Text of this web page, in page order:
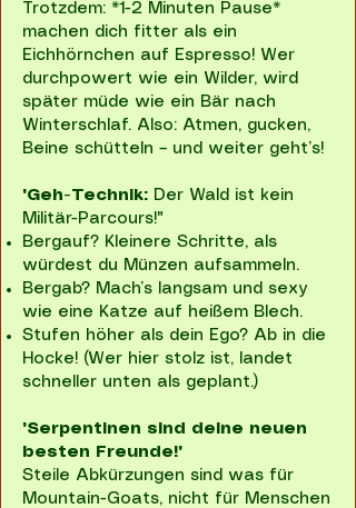
Trotzdem: *1-2 Minuten Pause*
machen dich fitter als ein
Eichhörnchen auf Espresso! Wer
durchpowert wie ein Wilder, wird
später müde wie ein Bär nach
Winterschlaf. Also: Atmen, gucken,
Beine schütteln – und weiter geht’s!
"Geh-Technik: Der Wald ist kein
Militär-Parcours!"
Bergauf? Kleinere Schritte, als
würdest du Münzen aufsammeln.
Bergab? Mach’s langsam und sexy
wie eine Katze auf heißem Blech.
Stufen höher als dein Ego? Ab in die
Hocke! (Wer hier stolz ist, landet
schneller unten als geplant.)
"Serpentinen sind deine neuen
besten Freunde!"
Steile Abkürzungen sind was für
Mountain-Goats, nicht für Menschen